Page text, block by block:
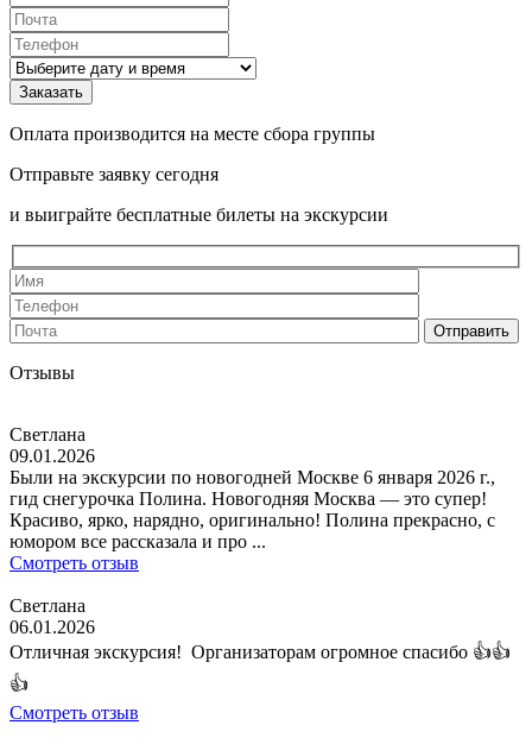
Оплата производится на месте сбора группы
Отправьте заявку сегодня
и выиграйте бесплатные билеты на экскурсии
Отзывы
Светлана
09.01.2026
Были на экскурсии по новогодней Москве 6 января 2026 г.,
гид снегурочка Полина. Новогодняя Москва — это супер!
Красиво, ярко, нарядно, оригинально! Полина прекрасно, с
юмором все рассказала и про ...
Смотреть отзыв
Светлана
06.01.2026
Отличная экскурсия! Организаторам огромное спасибо 👍👍
👍
Смотреть отзыв